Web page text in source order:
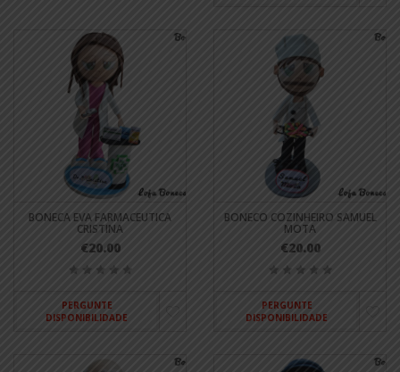
BONECA EVA FARMACEUTICA
CRISTINA
€20.00
PERGUNTE
DISPONIBILIDADE
BONECO COZINHEIRO SAMUEL
MOTA
€20.00
PERGUNTE
DISPONIBILIDADE